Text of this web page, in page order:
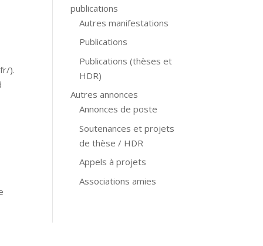
).
publications
Autres manifestations
Publications
Publications (thèses et
HDR)
Autres annonces
Annonces de poste
Soutenances et projets
de thèse / HDR
Appels à projets
Associations amies